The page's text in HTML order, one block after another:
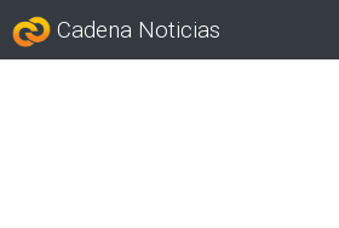
Cadena Noticias